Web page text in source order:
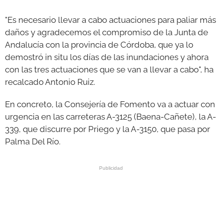
"Es necesario llevar a cabo actuaciones para paliar más
daños y agradecemos el compromiso de la Junta de
Andalucía con la provincia de Córdoba, que ya lo
demostró in situ los días de las inundaciones y ahora
con las tres actuaciones que se van a llevar a cabo", ha
recalcado Antonio Ruiz.
En concreto, la Consejería de Fomento va a actuar con
urgencia en las carreteras A-3125 (Baena-Cañete), la A-
339, que discurre por Priego y la A-3150, que pasa por
Palma Del Río.